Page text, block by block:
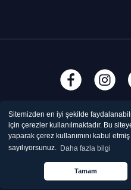
Sitemizden en iyi şekilde
için çerezler kullanılmaktadır. Bu
yaparak çerez kullanımını kabul etmiş
sayılıyorsunuz. Daha fazla bilgi
Tamam
Copyright © Mert